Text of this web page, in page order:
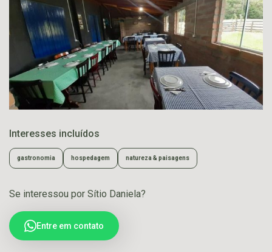
Interesses incluídos
gastronomia hospedagem natureza & paisagens
Se interessou por Sítio Daniela?
Entre em contato